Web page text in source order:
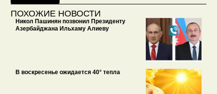
ПОХОЖИЕ НОВОСТИ
Никол Пашинян позвонил Президенту
Азербайджана Ильхаму Алиеву
В воскресенье ожидается 40° тепла